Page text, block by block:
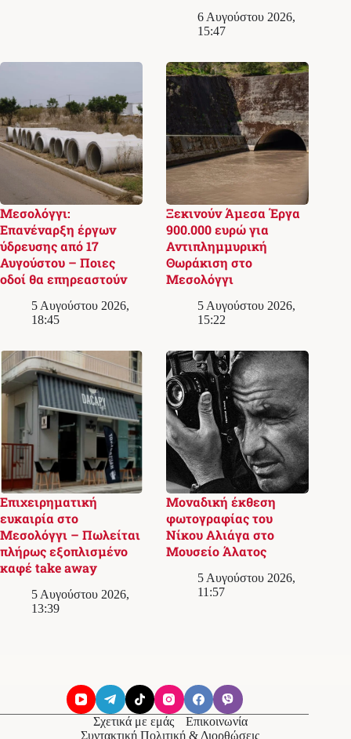
6 Αυγούστου 2026,
15:47
Μεσολόγγι:
Επανέναρξη έργων
ύδρευσης από 17
Αυγούστου – Ποιες
οδοί θα επηρεαστούν
5 Αυγούστου 2026,
18:45
Ξεκινούν Άμεσα Έργα
900.000 ευρώ για
Αντιπλημμυρική
Θωράκιση στο
Μεσολόγγι
5 Αυγούστου 2026,
15:22
Επιχειρηματική
ευκαιρία στο
Μεσολόγγι – Πωλείται
πλήρως εξοπλισμένο
καφέ take away
5 Αυγούστου 2026,
13:39
Μοναδική έκθεση
φωτογραφίας του
Νίκου Αλιάγα στο
Μουσείο Άλατος
5 Αυγούστου 2026,
11:57
Σχετικά με εμάς
Επικοινωνία
Συντακτική Πολιτική & Διορθώσεις